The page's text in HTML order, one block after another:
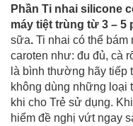
Phần Ti nhai silicone
máy tiệt trùng từ 3 – 5
sữa. Ti nhai có thể bám
caroten như: đu đủ, cà
là bình thường hãy tiếp
không dùng những loại
khi cho Trẻ sử dụng.
hiểm đề nghị vứt ngay